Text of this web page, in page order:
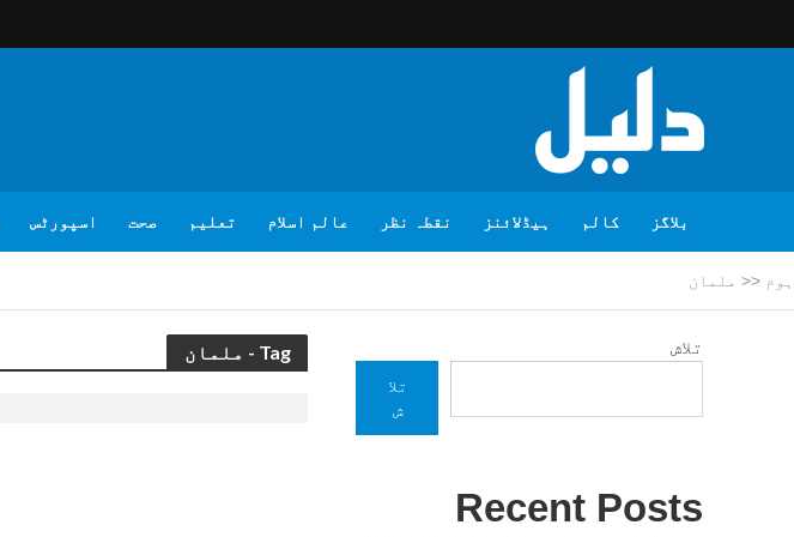
بلاگز کالم ہیڈلائنز نقطہ نظر عالم اسلام تعلیم صحت اسپورٹس
ہوم << ملمان
Tag - ملمان تلاش
تلا
ش
Recent Posts